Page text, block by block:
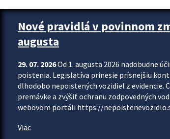
Zastavit automatický posun upútavok
Nové pravidlá v povinnom
augusta
29. 07. 2026Od 1. augusta 2026 nadobudne
poistenia. Legislatíva prinesie prísnejšiu
dlhodobo nepoistených vozidiel z
premávke a zvýšiť ochranu zodpovedných
webovom portáli https://
Viac